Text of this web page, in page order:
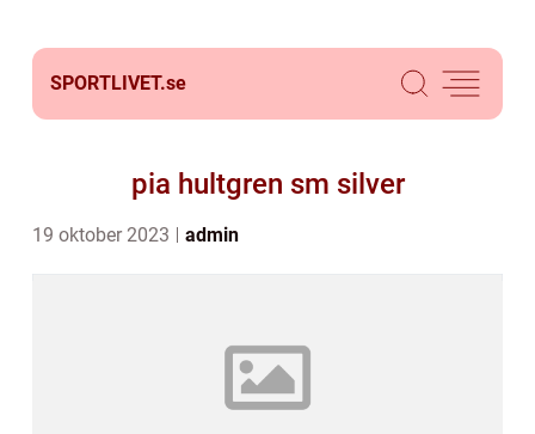
SPORTLIVET.se
pia hultgren sm silver
19 oktober 2023 admin